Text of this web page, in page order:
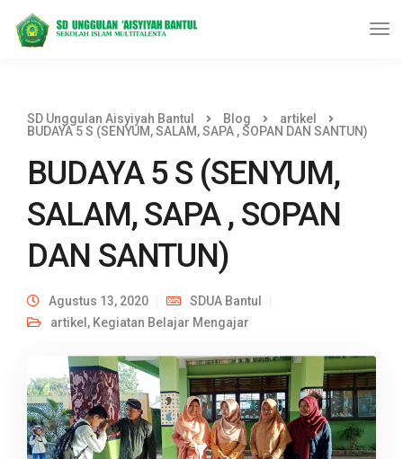
SD Unggulan Aisyiyah Bantul Blog
artikel
BUDAYA 5 S (SENYUM, SALAM, SAPA , SOPAN DAN SANTUN)
BUDAYA 5 S (SENYUM,
SALAM, SAPA , SOPAN
DAN SANTUN)
Agustus 13, 2020
SDUA Bantul
artikel , Kegiatan Belajar Mengajar